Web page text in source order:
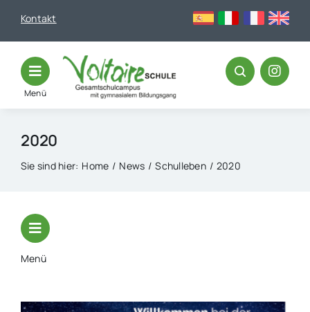
Kontakt
Menü
2020
Sie sind hier: Home News Schulleben 2020
Menü